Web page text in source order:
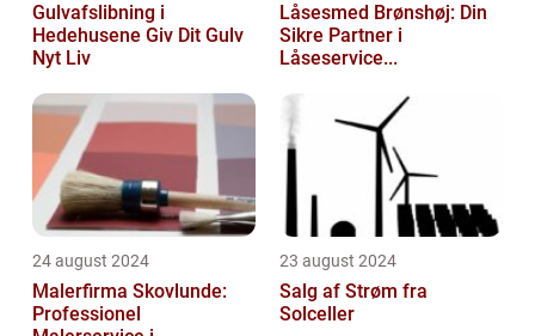
Gulvafslibning i
Hedehusene Giv Dit Gulv
Nyt Liv
Låsesmed Brønshøj: Din
Sikre Partner i
Låseservice...
24 august 2024
Malerfirma Skovlunde:
Professionel
23 august 2024
Salg af Strøm fra
Solceller